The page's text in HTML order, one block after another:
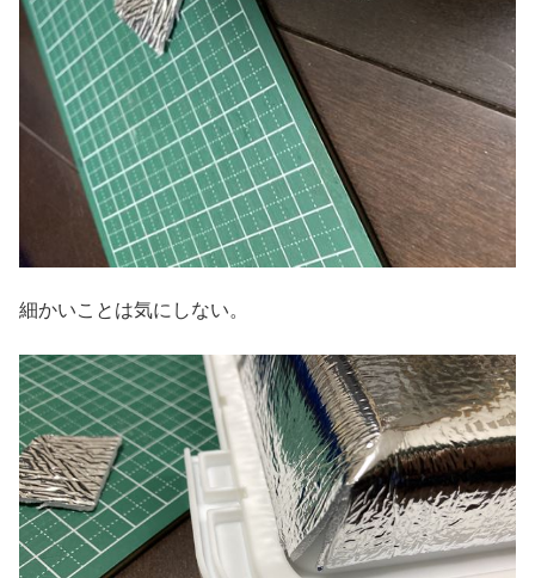
細かいことは気にしない。